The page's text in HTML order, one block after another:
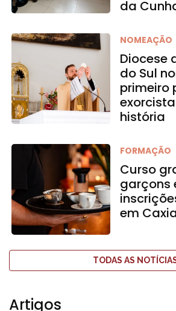
da
NOMEAÇÃO
Diocese
do Sul
primeiro
história
FORMAÇÃO
Curso
garçons
em
TODAS AS
Artigos